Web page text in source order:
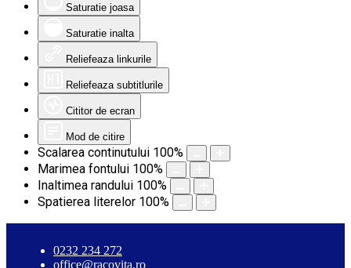
Saturatie joasa
Saturatie inalta
Reliefeaza linkurile
Reliefeaza subtitlurile
Cititor de ecran
Mod de citire
Scalarea continutului 100%
Marimea fontului 100%
Inaltimea randului 100%
Spatierea literelor 100%
0232 234 272
office@racovita.ro